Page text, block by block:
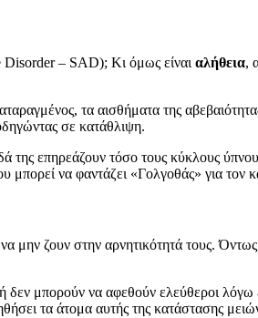
Disorder – SAD); Κι όμως είναι αλήθεια,
τα αισθήματα της
σε κατάθλιψη.
της επηρεάζουν τόσο τους κύκλους
μπορεί να φαντάζει «Γολγοθάς» για τον
μην ζουν στην αρνητικότητά τους.
μπορούν να αφεθούν ελεύθεροι λόγω
τα άτομα αυτής της κατάστασης